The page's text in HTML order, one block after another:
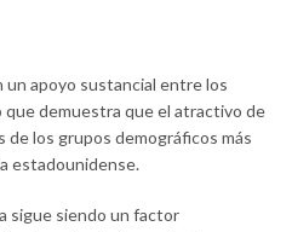
apoyo sustancial entre los
que demuestra que el atractivo de
los grupos demográficos más
estadounidense.
sigue siendo un factor